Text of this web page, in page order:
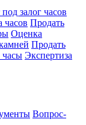
залог часов
часов Продать
Оценка
Продать
часы Экспертиза
Вопрос-